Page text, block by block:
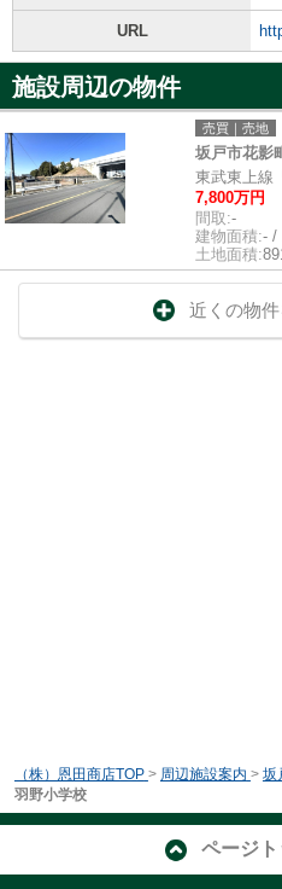
URL
施設周辺の物件
売買｜売地
坂戸市花
東武東上線
7,800万円
間取:-
建物面積:- /
土地面積:
近くの物
（株）恩田商店TOP > 周辺施設案内 > 坂
羽野小学校
ページ